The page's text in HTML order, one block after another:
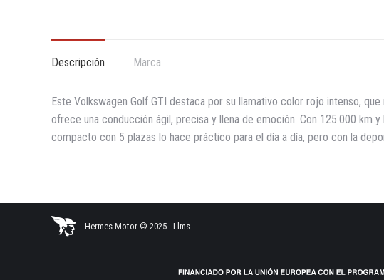
Descripción Marca
Este Volkswagen Golf GTI destaca por su llamativo color rojo intenso,
ofrece una conducción ágil, precisa y llena de emoción. Con 125.000 km
compacto con 5 plazas lo hace práctico para el día a día, pero con la
Hermes Motor © 2025 - Llms